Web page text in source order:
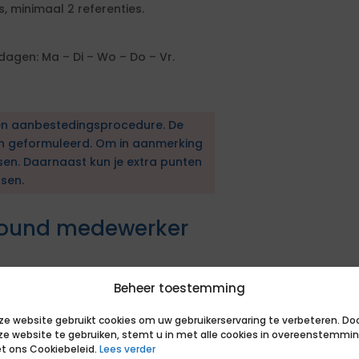
Beheer toestemming
website gebruikt cookies om uw gebruikerservaring te verbeteren.
website te gebruiken, stemt u in met alle cookies in
ons Cookiebeleid. Lees verder
minimaal 2 referenties.
Ma – Di – Wo – Do – Vr.
aanbestedingsprocedure. De
geformuleerd. Om in aanmerking
Daarnaast kun je extra punten
medewerker
niveau.
5 jaar als allround
burgerzaken.